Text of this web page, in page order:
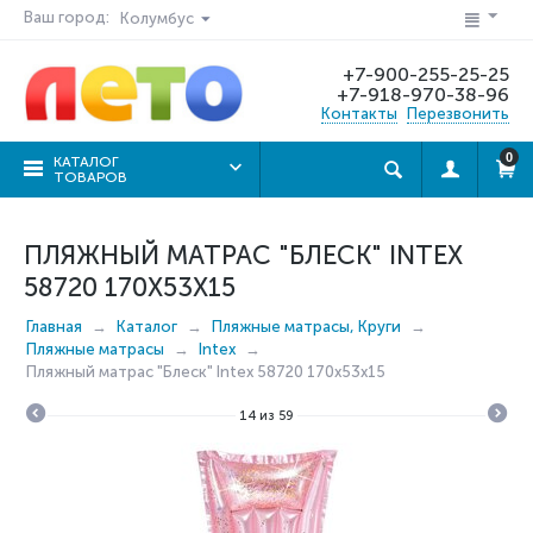
Ваш город: Колумбус
+7-900-255-25-25
+7-918-970-38-96
Контакты Перезвонить
КАТАЛОГ
ТОВАРОВ
0
ПЛЯЖНЫЙ МАТРАС "БЛЕСК" INTEX
58720 170Х53X15
Главная Каталог
Пляжные матрасы, Круги
Пляжные матрасы
Intex
Пляжный матрас "Блеск" Intex 58720 170х53x15
14 из 59